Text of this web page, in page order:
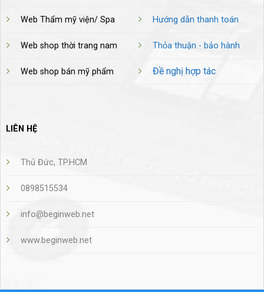
Web Thẩm mỹ viện/ Spa
Web shop thời trang nam
Web shop bán mỹ phẩm
Hướng dẫn thanh toán
Thỏa thuận - bảo hành
Đề nghị hợp tác
LIÊN HỆ
Thủ Đức, TP.HCM
0898515534
info@beginweb.net
www.beginweb.net